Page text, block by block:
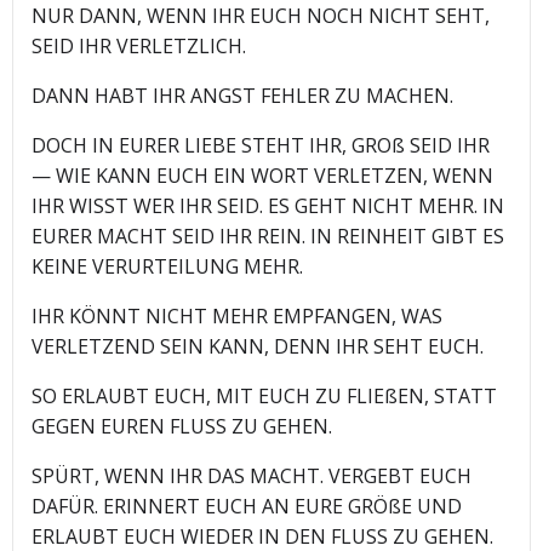
NUR DANN, WENN IHR EUCH NOCH NICHT SEHT,
SEID IHR VERLETZLICH.
DANN HABT IHR ANGST FEHLER ZU MACHEN.
DOCH IN EURER LIEBE STEHT IHR, GROß SEID IHR
— WIE KANN EUCH EIN WORT VERLETZEN, WENN
IHR WISST WER IHR SEID. ES GEHT NICHT MEHR. IN
EURER MACHT SEID IHR REIN. IN REINHEIT GIBT ES
KEINE VERURTEILUNG MEHR.
IHR KÖNNT NICHT MEHR EMPFANGEN, WAS
VERLETZEND SEIN KANN, DENN IHR SEHT EUCH.
SO ERLAUBT EUCH, MIT EUCH ZU FLIEßEN, STATT
GEGEN EUREN FLUSS ZU GEHEN.
SPÜRT, WENN IHR DAS MACHT. VERGEBT EUCH
DAFÜR. ERINNERT EUCH AN EURE GRÖßE UND
ERLAUBT EUCH WIEDER IN DEN FLUSS ZU GEHEN.